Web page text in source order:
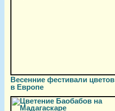
Весенние фестивали цветов
в Европе